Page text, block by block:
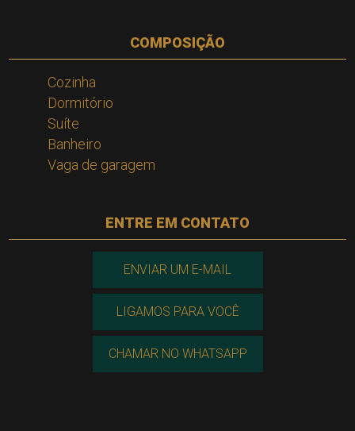
COMPOSIÇÃO
Cozinha
Dormitório
Suíte
Banheiro
Vaga de garagem
ENTRE EM CONTATO
ENVIAR UM E-MAIL
LIGAMOS PARA VOCÊ
CHAMAR NO WHATSAPP